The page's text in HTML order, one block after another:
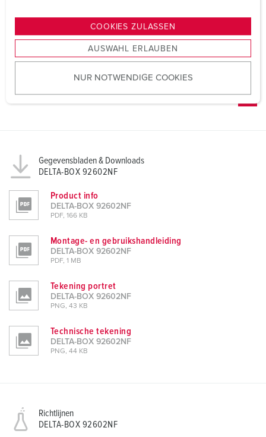
s
u
w
COOKIES ZULASSEN
AUSWAHL ERLAUBEN
NUR NOTWENDIGE COOKIES
Gegevensbladen & Downloads
DELTA-BOX 92602NF
Product info
DELTA-BOX 92602NF
PDF, 166 KB
Montage- en gebruikshandleiding
DELTA-BOX 92602NF
PDF, 1 MB
Tekening portret
DELTA-BOX 92602NF
PNG, 43 KB
Technische tekening
DELTA-BOX 92602NF
PNG, 44 KB
Richtlijnen
DELTA-BOX 92602NF